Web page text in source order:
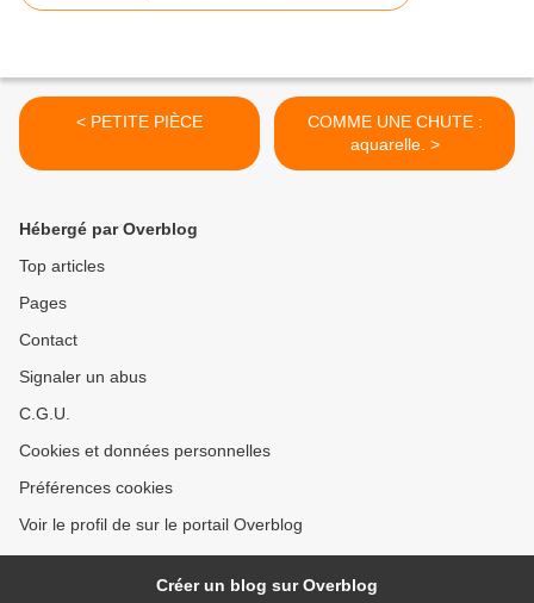
< PETITE PIÈCE
COMME UNE CHUTE :
aquarelle. >
Hébergé par Overblog
Top articles
Pages
Contact
Signaler un abus
C.G.U.
Cookies et données personnelles
Préférences cookies
Voir le profil de sur le portail Overblog
Créer un blog sur Overblog